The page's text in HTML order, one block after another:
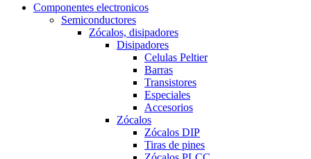
Componentes electronicos
Semiconductores
Zócalos, disipadores
Disipadores
Celulas Peltier
Barras
Transistores
Especiales
Accesorios
Zócalos
Zócalos DIP
Tiras de pines